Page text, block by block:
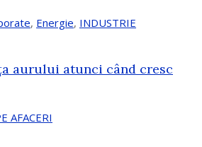
, Energie, INDUSTRIE
aurului atunci când cresc
AFACERI